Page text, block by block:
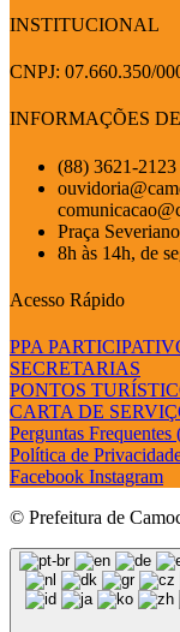
INSTITUCIONAL
CNPJ: 07.660.350/
INFORMAÇÕES
(88) 3621-
Praça
8h às 14h, de
Acesso Rápido
PPA
SECRETARIAS
PONTOS
CARTA DE
Perguntas
Política de
Facebook Instagram
© Prefeitura de